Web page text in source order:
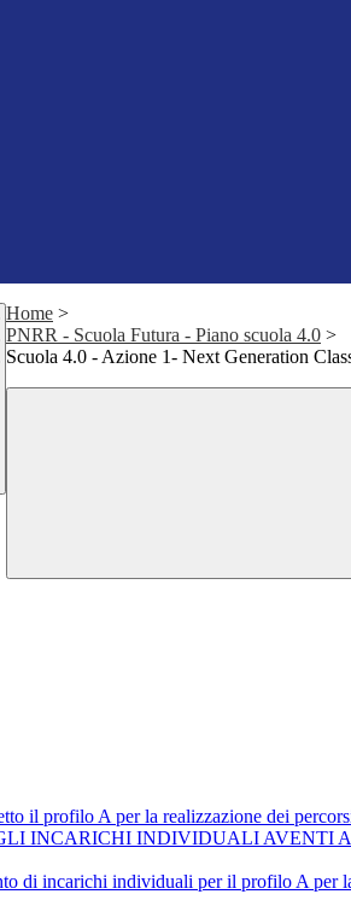
Home >
PNRR - Scuola Futura - Piano scuola 4.0 >
Scuola 4.0 - Azione 1- Next Generation
il profilo A per la realizzazione dei
INCARICHI INDIVIDUALI AVENTI
incarichi individuali per il profilo A per